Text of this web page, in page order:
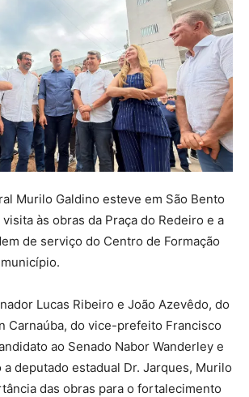
Murilo Galdino esteve em São Bento
às obras da Praça do Redeiro e a
de serviço do Centro de Formação
Lucas Ribeiro e João Azevêdo, do
Carnaúba, do vice-prefeito Francisco
ao Senado Nabor Wanderley e
deputado estadual Dr. Jarques, Murilo
das obras para o fortalecimento